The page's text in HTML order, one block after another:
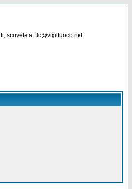
scrivete a: tlc@vigilfuoco.net